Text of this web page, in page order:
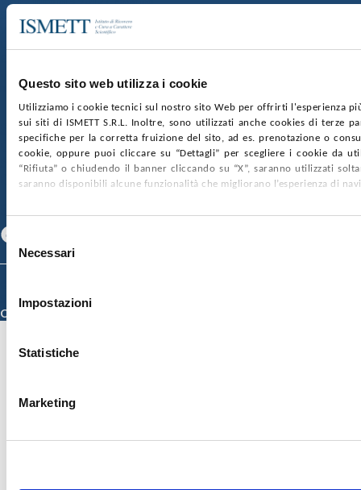
Questo sito web utilizza i cookie
Utilizziamo i cookie tecnici sul nostro sito Web per offrirti l'esperienza
sui siti di ISMETT S.R.L. Inoltre, sono utilizzati anche cookies di terze
specifiche per la corretta fruizione del sito, ad es. prenotazione o
cookie, oppure puoi cliccare su “Dettagli” per scegliere i cookie da
“Rifiuta” o chiudendo il banner cliccando su “X”, saranno utilizzati
saranno disponibili alcune funzionalità che migliorano l’esperienza di
Selezione
delNecessari
Impostazioni
Statistiche
Marketing
Via Discesa dei Giudici 4 90133 Palermo
nr. REA PA-201818 P.I. 04544550827
SOCIETÀ TRASPARENTE WHISTLEBLOWING
GARE E CONTRATTIPRIVACYCOOKIE POLICY
SOSTIENICIMAPPA DEL SITOACCESSIBILITÀ
CONTATTI
Specializzazione)
Credits